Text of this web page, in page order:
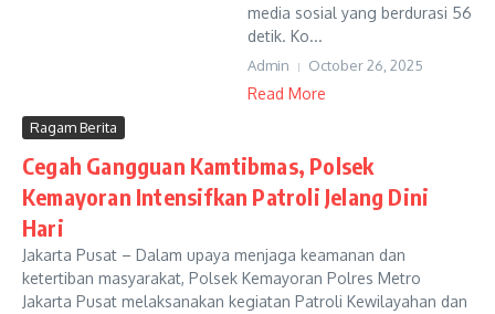
media sosial yang berdurasi 56
detik. Ko...
Admin October 26, 2025
Read More
Ragam Berita
Cegah Gangguan Kamtibmas, Polsek
Kemayoran Intensifkan Patroli Jelang Dini
Hari
Jakarta Pusat – Dalam upaya menjaga keamanan dan
ketertiban masyarakat, Polsek Kemayoran Polres Metro
Jakarta Pusat melaksanakan kegiatan Patroli Kewilayahan dan